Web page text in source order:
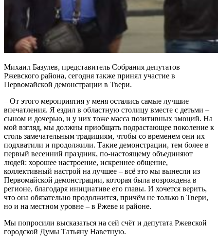
Михаил Базулев, представитель Собрания депутатов
Ржевского района, сегодня также принял участие в
Первомайской демонстрации в Твери.
– От этого мероприятия у меня остались самые лучшие
впечатления. Я ездил в областную столицу вместе с детьми –
сыном и дочерью, и у них тоже масса позитивных эмоций. На
мой взгляд, мы должны приобщать подрастающее поколение к
столь замечательным традициям, чтобы со временем они их
подхватили и продолжили. Такие демонстрации, тем более в
первый весенний праздник, по-настоящему объединяют
людей: хорошее настроение, искреннее общение,
коллективный настрой на лучшее – всё это мы вынесли из
Первомайской демонстрации, которая была возрождена в
регионе, благодаря инициативе его главы. И хочется верить,
что она обязательно продолжится, причём не только в Твери,
но и на местном уровне – в Ржеве и районе.
Мы попросили высказаться на сей счёт и депутата Ржевской
городской Думы Татьяну Наветную.